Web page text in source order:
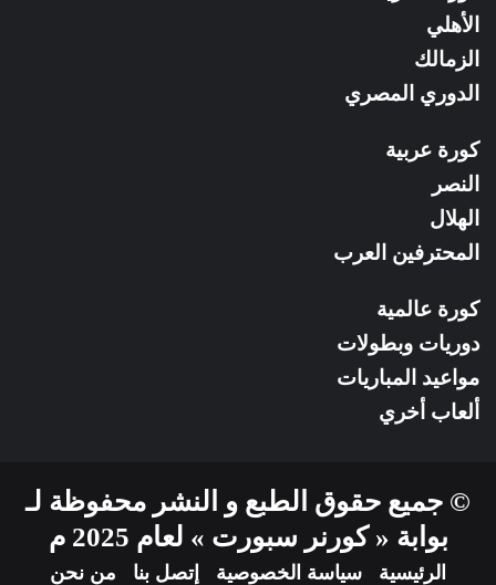
الأهلي
الزمالك
الدوري المصري
كورة عربية
النصر
الهلال
المحترفين العرب
كورة عالمية
دوريات وبطولات
مواعيد المباريات
ألعاب أخري
© جميع حقوق الطبع و النشر محفوظة لـ
بوابة « كورنر سبورت » لعام 2025 م
الرئيسية سياسة الخصوصية إتصل بنا من نحن